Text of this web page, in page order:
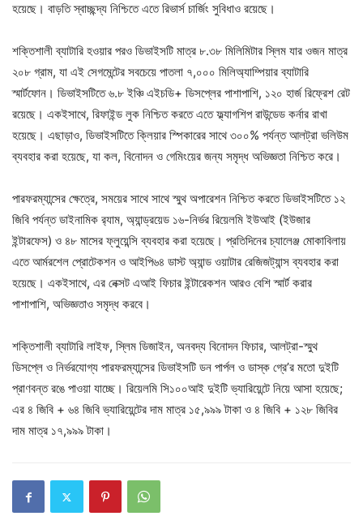
হয়েছে। বাড়তি স্বাচ্ছন্দ্য নিশ্চিতে এতে রিভার্স চার্জিং সুবিধাও রয়েছে।
শক্তিশালী ব্যাটারি হওয়ার পরও ডিভাইসটি মাত্র ৮.৩৮ মিলিমিটার স্লিম যার ওজন মাত্র
২০৮ গ্রাম, যা এই সেগমেন্টের সবচেয়ে পাতলা ৭,০০০ মিলিঅ্যাম্পিয়ার ব্যাটারি
স্মার্টফোন। ডিভাইসটিতে ৬.৮ ইঞ্চি এইচডি+ ডিসপ্লের পাশাপাশি, ১২০ হার্জ রিফ্রেশ রেট
রয়েছে। একইসাথে, রিফাইন্ড লুক নিশ্চিত করতে এতে ফ্ল্যাগশিপ রাউন্ডেড কর্নার রাখা
হয়েছে। এছাড়াও, ডিভাইসটিতে ক্লিয়ার স্পিকারের সাথে ৩০০% পর্যন্ত আলট্রা ভলিউম
ব্যবহার করা হয়েছে, যা কল, বিনোদন ও গেমিংয়ের জন্য সমৃদ্ধ অভিজ্ঞতা নিশ্চিত করে।
পারফরম্যান্সের ক্ষেত্রে, সময়ের সাথে সাথে স্মুথ অপারেশন নিশ্চিত করতে ডিভাইসটিতে ১২
জিবি পর্যন্ত ডাইনামিক র‍্যাম, অ্যান্ড্রয়েড ১৬-নির্ভর রিয়েলমি ইউআই (ইউজার
ইন্টারফেস) ও ৪৮ মাসের ফ্লুয়েন্সি ব্যবহার করা হয়েছে। প্রতিদিনের চ্যালেঞ্জ মোকাবিলায়
এতে আর্মরশেল প্রোটেকশন ও আইপি৬৪ ডাস্ট অ্যান্ড ওয়াটার রেজিজট্যান্স ব্যবহার করা
হয়েছে। একইসাথে, এর নেক্সট এআই ফিচার ইন্টারেকশন আরও বেশি স্মার্ট করার
পাশাপাশি, অভিজ্ঞতাও সমৃদ্ধ করবে।
শক্তিশালী ব্যাটারি লাইফ, স্লিম ডিজাইন, অনবদ্য বিনোদন ফিচার, আলট্রা-স্মুথ
ডিসপ্লে ও নির্ভরযোগ্য পারফরম্যান্সের ডিভাইসটি ডন পার্পল ও ডাস্ক গ্রে’র মতো দুইটি
প্রাণবন্ত রঙে পাওয়া যাচ্ছে। রিয়েলমি সি১০০আই দুইটি ভ্যারিয়েন্টে নিয়ে আসা হয়েছে;
এর ৪ জিবি + ৬৪ জিবি ভ্যারিয়েন্টের দাম মাত্র ১৫,৯৯৯ টাকা ও ৪ জিবি + ১২৮ জিবির
দাম মাত্র ১৭,৯৯৯ টাকা।